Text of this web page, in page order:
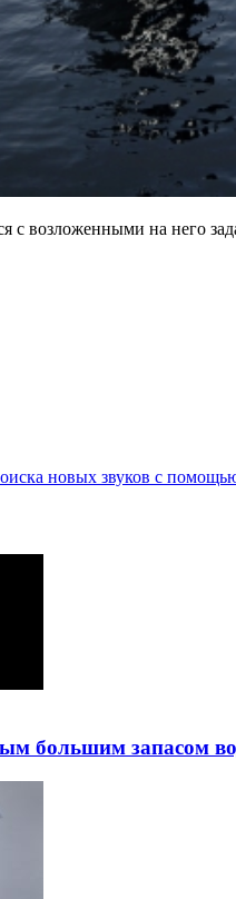
с возложенными на него
новых звуков с
большим запасом